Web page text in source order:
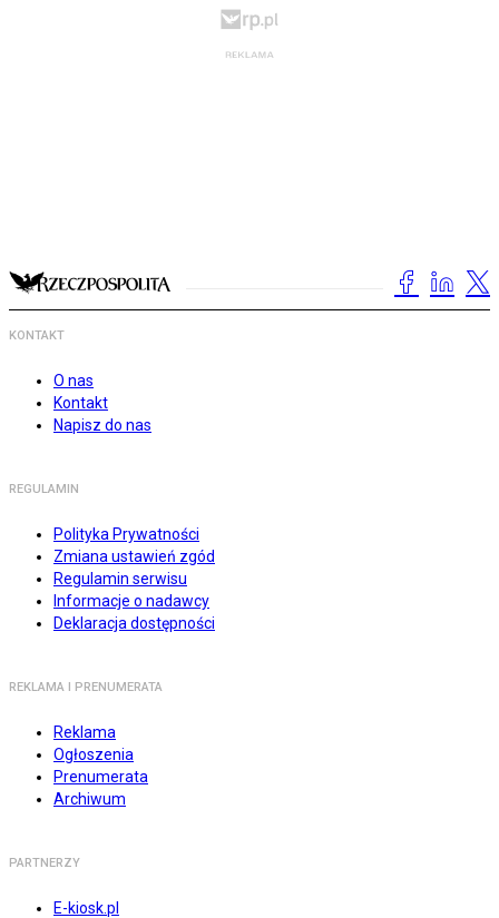
KONTAKT
O nas
Kontakt
Napisz do nas
REGULAMIN
Polityka Prywatności
Zmiana ustawień zgód
Regulamin serwisu
Informacje o nadawcy
Deklaracja dostępności
REKLAMA I PRENUMERATA
Reklama
Ogłoszenia
Prenumerata
Archiwum
PARTNERZY
E-kiosk.pl